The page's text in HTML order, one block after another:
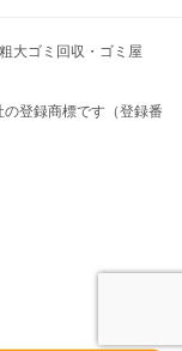
大ゴミ回収・ゴミ屋
の登録商標です（登録番